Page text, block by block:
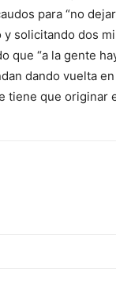
para “no
y solicitando dos
que “a la gente
dando vuelta
tiene que originar